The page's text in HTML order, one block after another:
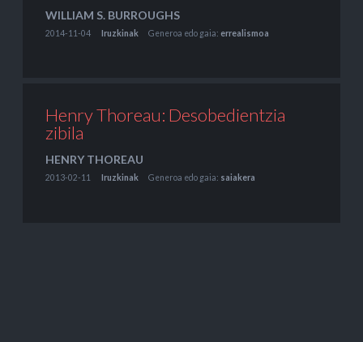
WILLIAM S. BURROUGHS
2014-11-04 Iruzkinak Generoa edo gaia: errealismoa
Henry Thoreau: Desobedientzia
zibila
HENRY THOREAU
2013-02-11 Iruzkinak Generoa edo gaia: saiakera